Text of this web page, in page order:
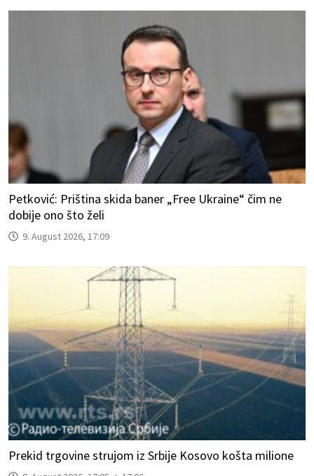
Petković: Priština skida baner „Free Ukraine“ čim ne
dobije ono što želi
9. August 2026, 17:09
Prekid trgovine strujom iz Srbije Kosovo košta milione